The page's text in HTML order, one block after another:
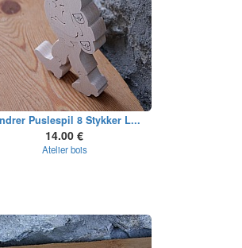
Puslespil 8 Stykker L...
14.00 €
Atelier bois